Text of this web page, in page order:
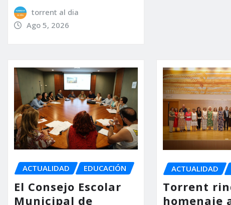
torrent al dia
Ago 5, 2026
ACTUALIDAD EDUCACIÓN
El Consejo Escolar
Municipal de
ACTUALIDAD
Torrent
homenaje